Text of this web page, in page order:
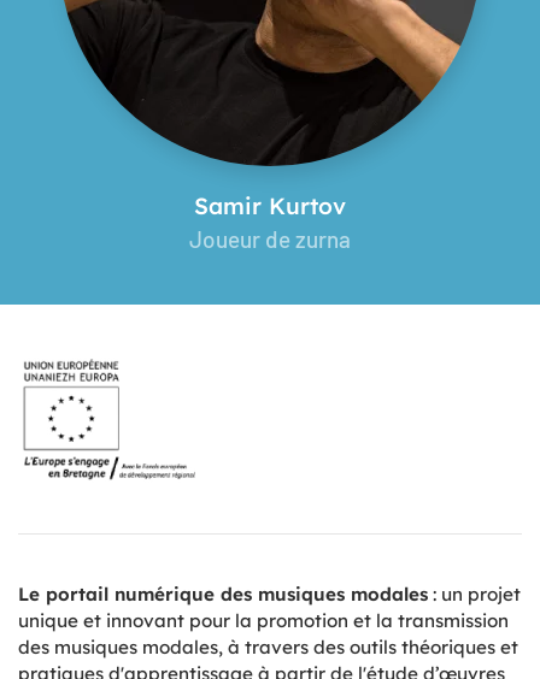
Samir Kurtov
Joueur de zurna
Le portail numérique des musiques modales : un projet
unique et innovant pour la promotion et la transmission
des musiques modales, à travers des outils théoriques et
pratiques d'apprentissage à partir de l'étude d’œuvres